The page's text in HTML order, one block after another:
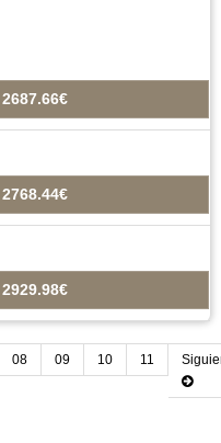
2687.66€
2768.44€
2929.98€
08 09 10 11